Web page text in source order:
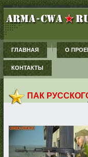
ГЛАВНАЯ О
КОНТАКТЫ
ПАК